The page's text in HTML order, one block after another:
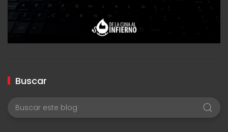
Buscar